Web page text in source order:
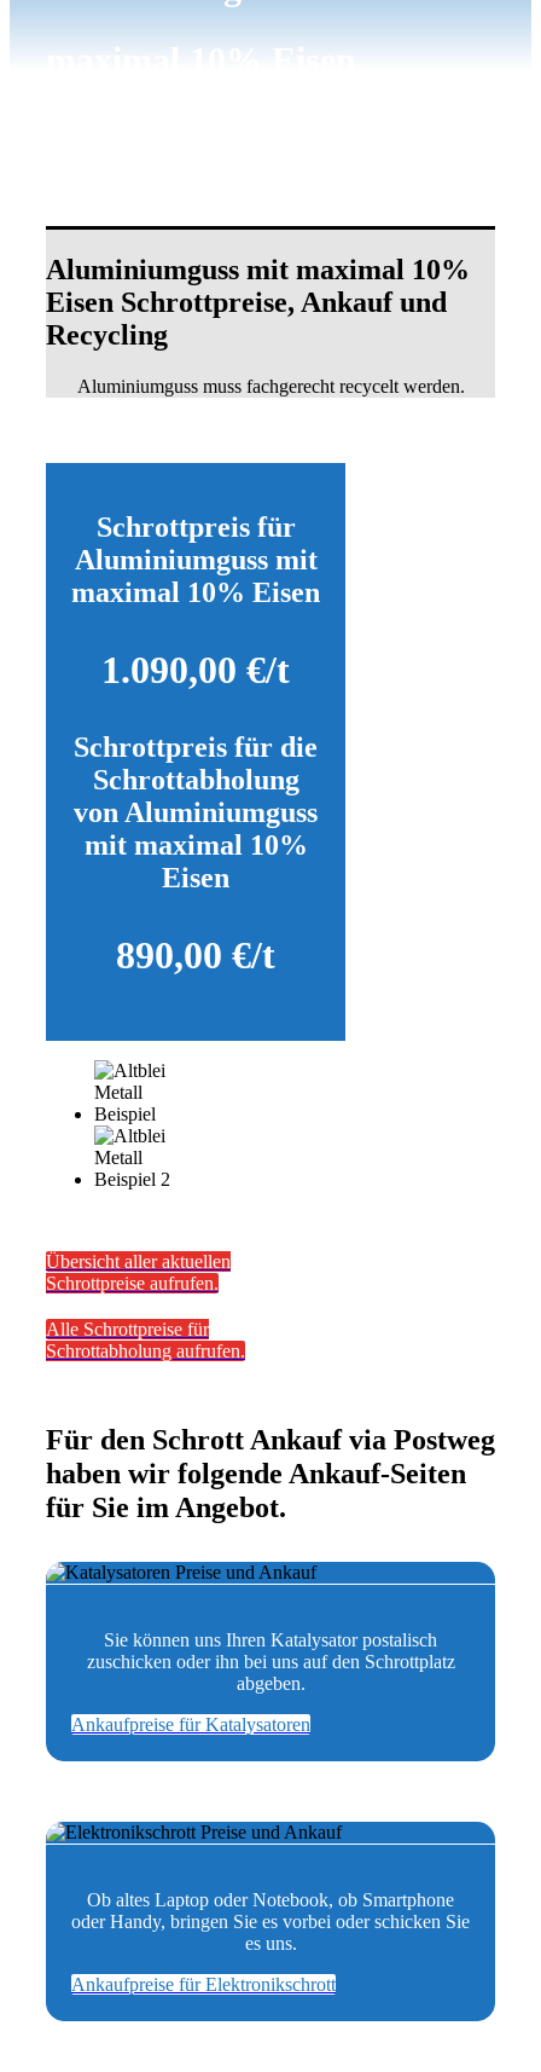
maximal 10% Eisen
Aluminiumguss mit maximal 10%
Eisen Schrottpreise, Ankauf und
Recycling
Aluminiumguss muss fachgerecht recycelt werden.
Schrottpreis für
Aluminiumguss mit
maximal 10% Eisen
1.090,00 €/t
Schrottpreis für die
Schrottabholung
von Aluminiumguss
mit maximal 10%
Eisen
890,00 €/t
Übersicht aller aktuellen
Schrottpreise aufrufen.
Alle Schrottpreise für
Schrottabholung aufrufen.
Für den Schrott Ankauf via Postweg
haben wir folgende Ankauf-Seiten
für Sie im Angebot.
Sie können uns Ihren Katalysator postalisch
zuschicken oder ihn bei uns auf den Schrottplatz
abgeben.
Ankaufpreise für Katalysatoren
Ob altes Laptop oder Notebook, ob Smartphone
oder Handy, bringen Sie es vorbei oder schicken Sie
es uns.
Ankaufpreise für Elektronikschrott